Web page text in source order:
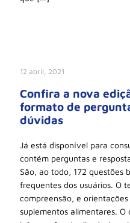
12 abril, 2021
Confira a nova
formato de
dúvidas
Já está disponível para
contém perguntas e
São, ao todo, 172 questões
frequentes dos usuários. O
compreensão, e
suplementos alimentares.